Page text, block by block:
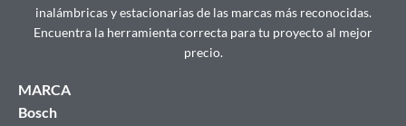
inalámbricas y estacionarias de las marcas más reconocidas.
Encuentra la herramienta correcta para tu proyecto al mejor
precio.
MARCA
Bosch